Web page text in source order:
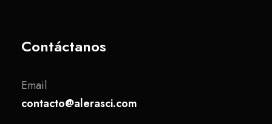
Contáctanos
Email
contacto@alerasci.com